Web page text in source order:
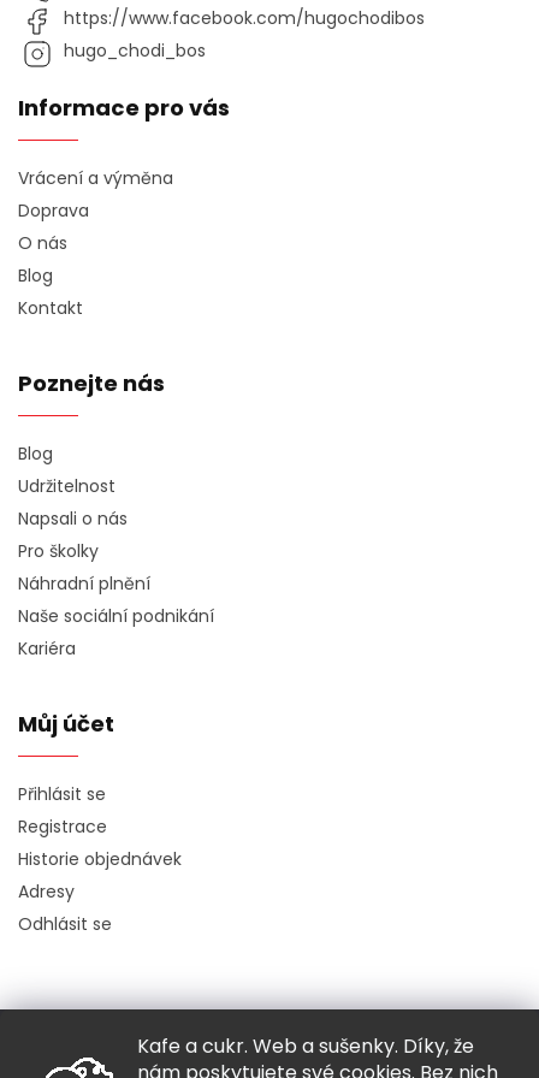
Kafe a cukr. Web a sušenky. Díky, že
https://www.facebook.com/hugochodibos
hugo_chodi_bos
Informace pro vás
Vrácení a výměna
Doprava
O nás
Blog
Kontakt
Poznejte nás
Blog
Udržitelnost
Napsali o nás
Pro školky
Náhradní plnění
Naše sociální podnikání
Kariéra
Můj účet
Přihlásit se
Registrace
Historie objednávek
Adresy
Odhlásit se
Copyright 2026Hugo chodí bos. Všechna práva vyhrazena.